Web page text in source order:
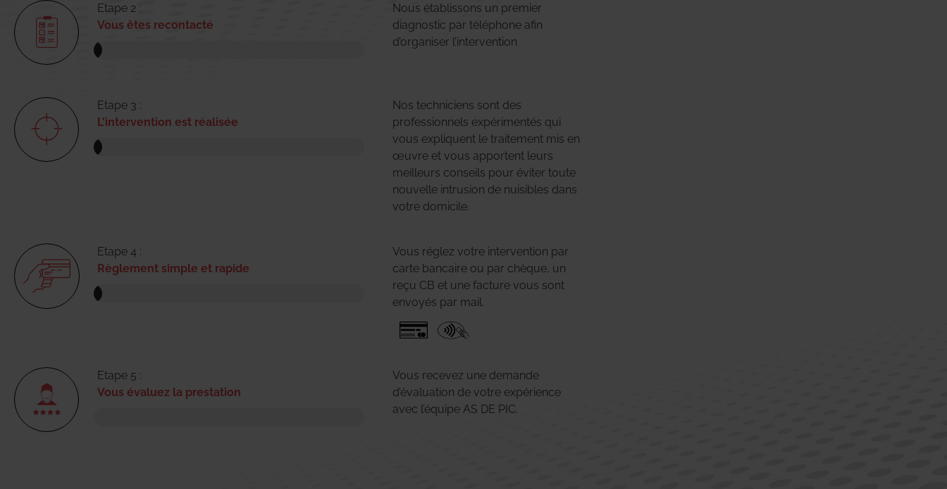
Etape 2 :
Vous êtes recontacté
Nous établissons un premier
diagnostic par téléphone afin
d’organiser l’intervention
Etape 3 :
L'intervention est réalisée
Nos techniciens sont des
professionnels expérimentés qui
vous expliquent le traitement mis en
œuvre et vous apportent leurs
meilleurs conseils pour éviter toute
nouvelle intrusion de nuisibles dans
votre domicile.
Etape 4 :
Règlement simple et rapide
Vous réglez votre intervention par
carte bancaire ou par chèque, un
reçu CB et une facture vous sont
envoyés par mail.
Etape 5 :
Vous évaluez la prestation
Vous recevez une demande
d’évaluation de votre expérience
avec l’équipe AS DE PIC.